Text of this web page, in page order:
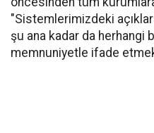
"Sistemlerimizdeki
şu ana kadar da herhangi
memnuniyetle ifade